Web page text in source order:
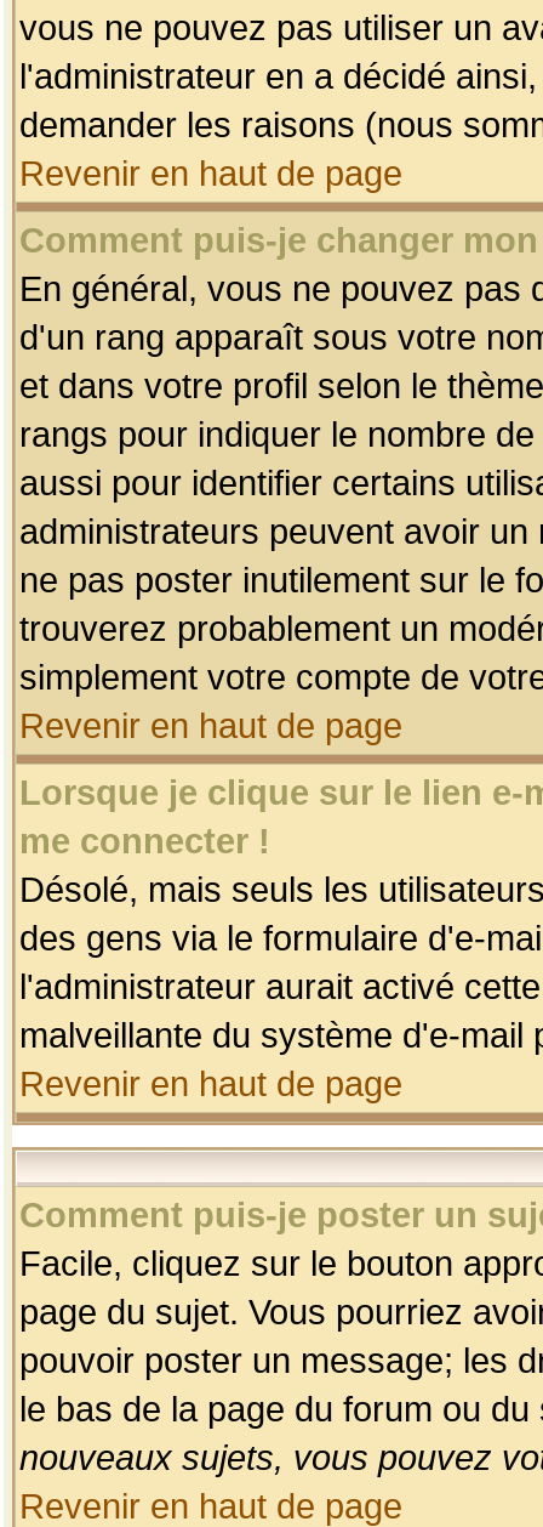
vous ne pouvez pas utiliser un
l'administrateur en a décidé
demander les raisons (nous
Revenir en haut de page
Comment puis-je changer
En général, vous ne pouvez pas
d'un rang apparaît sous votre
et dans votre profil selon le
rangs pour indiquer le nombre
aussi pour identifier certains
administrateurs peuvent avoir
ne pas poster inutilement sur le
trouverez probablement un
simplement votre compte de
Revenir en haut de page
Lorsque je clique sur le lien
me connecter !
Désolé, mais seuls les
des gens via le formulaire d'e-
l'administrateur aurait activé
malveillante du système d'e-
Revenir en haut de page
Comment puis-je poster un
Facile, cliquez sur le bouton
page du sujet. Vous pourriez
pouvoir poster un message; les
le bas de la page du forum ou
nouveaux sujets, vous pouvez
Revenir en haut de page